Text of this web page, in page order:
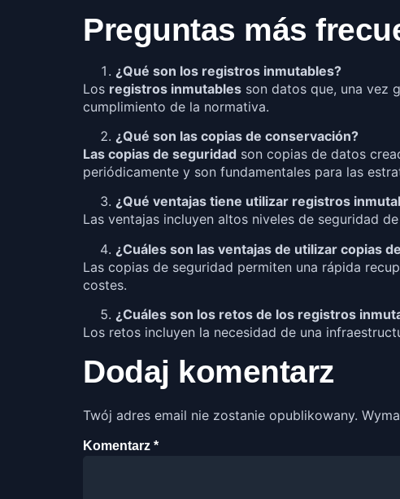
Preguntas más
¿Qué son los registros inmutables?
Los registros inmutables son datos que, una vez
cumplimiento de la normativa.
¿Qué son las copias de conservación?
Las copias de seguridad son copias de datos
periódicamente y son fundamentales para las
¿Qué ventajas tiene utilizar registros
Las ventajas incluyen altos niveles de seguridad
¿Cuáles son las ventajas de utilizar copias
Las copias de seguridad permiten una rápida
costes.
¿Cuáles son los retos de los registros
Los retos incluyen la necesidad de una
Dodaj komentarz
Twój adres email nie zostanie opublikowany.
Komentarz *